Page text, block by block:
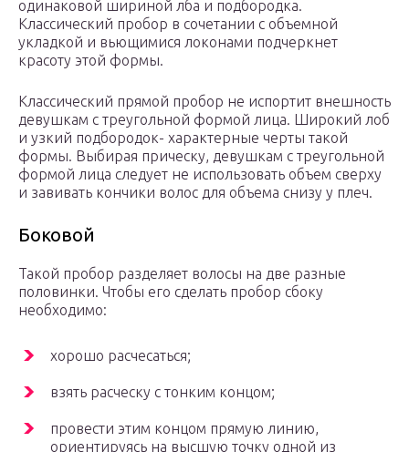
одинаковой шириной лба и подбородка.
Классический пробор в сочетании с объемной
укладкой и вьющимися локонами подчеркнет
красоту этой формы.
Классический прямой пробор не испортит внешность
девушкам с треугольной формой лица. Широкий лоб
и узкий подбородок- характерные черты такой
формы. Выбирая прическу, девушкам с треугольной
формой лица следует не использовать объем сверху
и завивать кончики волос для объема снизу у плеч.
Боковой
Такой пробор разделяет волосы на две разные
половинки. Чтобы его сделать пробор сбоку
необходимо:
хорошо расчесаться;
взять расческу с тонким концом;
провести этим концом прямую линию,
ориентируясь на высшую точку одной из